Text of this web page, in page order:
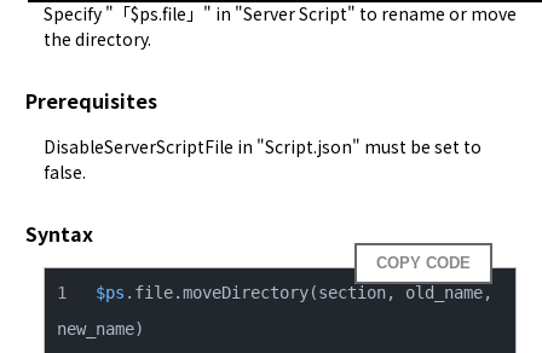
Specify "「$ps.file」" in "Server Script" to rename or move
the directory.
Prerequisites
DisableServerScriptFile in "Script.json" must be set to
false.
Syntax
COPY CODE
$ps .file.moveDirectory(section, old_name,
new_name)